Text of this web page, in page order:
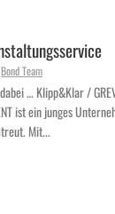
Bond Team
… Klipp&Klar /
ist ein junges
Mit...